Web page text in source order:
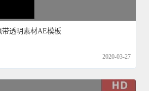
带透明素材AE模板
2020-03-27